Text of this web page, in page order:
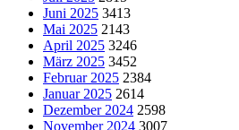
Juni 2025 3413
Mai 2025 2143
April 2025 3246
März 2025 3452
Februar 2025 2384
Januar 2025 2614
Dezember 2024 2598
November 2024 3007